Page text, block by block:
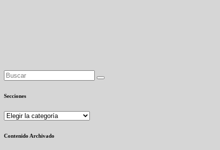
Secciones
Secciones
Contenido Archivado